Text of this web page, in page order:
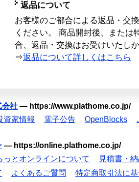
返品について
お客様のご都合による返品・交
ください。 商品開封後、または
合、返品・交換はお受けいたし
⇒返品について詳しくはこちら
会社 — https://www.plathome.co.jp/
資家情報 電子公告 OpenBlocks
— https://online.plathome.co.jp/
っとオンラインについて
見積書・
よくあるご質問
特定商取引法に